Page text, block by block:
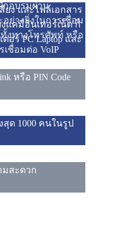
กอบรมผ่าน
ย่างยิ่งในการเชื่อม
งทางโทรศัพท์ หรือ
เชื่อมต่อ VoIP
และไฟล์เอกสาร
แค่มีอินเทอร์เน็ต ก็
อร์ PC Laptop และ
หรือ PIN Code
ด 1000 คนในรูป
มสะดวก